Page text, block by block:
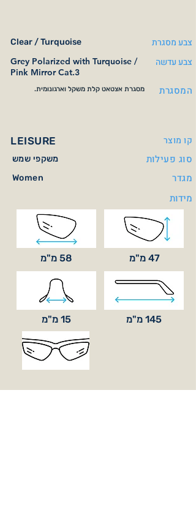
Clear / Turquoise צבע מסגרת
Grey Polarized with Turquoise /
Pink Mirror Cat.3
צבע עדשה
מסגרת אצטאט קלת משקל וארגונומית. המסגרת
LEISURE קו מוצר
משקפי שמש סוג פעילות
Women
מגדר
מידות
58 מ"מ 47 מ"מ
15 מ"מ 145 מ"מ